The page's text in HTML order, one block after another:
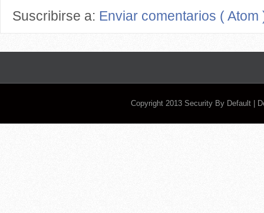
Suscribirse a: Enviar comentarios ( Atom
Copyright 2013 Security By Default |